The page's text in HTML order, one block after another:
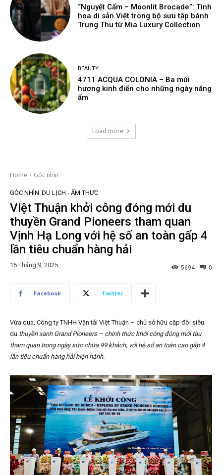
“Nguyệt Cẩm – Moonlit Brocade”: Tinh
hoa di sản Việt trong bộ sưu tập bánh
Trung Thu từ Mia Luxury Collection
BEAUTY
4711 ACQUA COLONIA – Ba mùi
hương kinh điển cho những ngày nắng
ấm
Load more